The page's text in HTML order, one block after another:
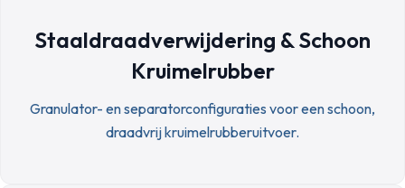
Staaldraadverwijdering & Schoon
Kruimelrubber
Granulator- en separatorconfiguraties voor een schoon,
draadvrij kruimelrubberuitvoer.